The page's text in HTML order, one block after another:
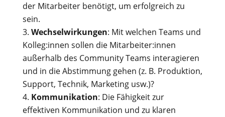
der Mitarbeiter benötigt, um erfolgreich zu
sein.
Wechselwirkungen: Mit welchen Teams und
Kolleg:innen sollen die Mitarbeiter:innen
außerhalb des Community Teams interagieren
und in die Abstimmung gehen (z. B. Produktion,
Support, Technik, Marketing usw.)?
Kommunikation: Die Fähigkeit zur
effektiven Kommunikation und zu klaren